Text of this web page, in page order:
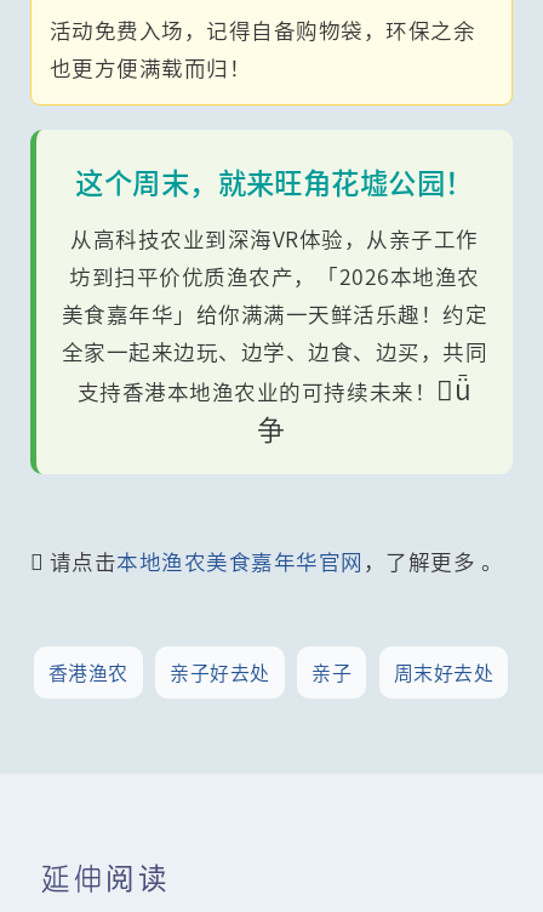
活动免费入场，记得自备购物袋，环保之余
也更方便满载而归！
这个周末，就来旺角花墟公园！
从高科技农业到深海VR体验，从亲子工作
坊到扫平价优质渔农产，「2026本地渔农
美食嘉年华」给你满满一天鲜活乐趣！约定
全家一起来边玩、边学、边食、边买，共同
支持香港本地渔农业的可持续未来！ ǖ
争
 请点击本地渔农美食嘉年华官网 ，了解更多 。
香港渔农 亲子好去处 亲子 周末好去处
延伸阅读